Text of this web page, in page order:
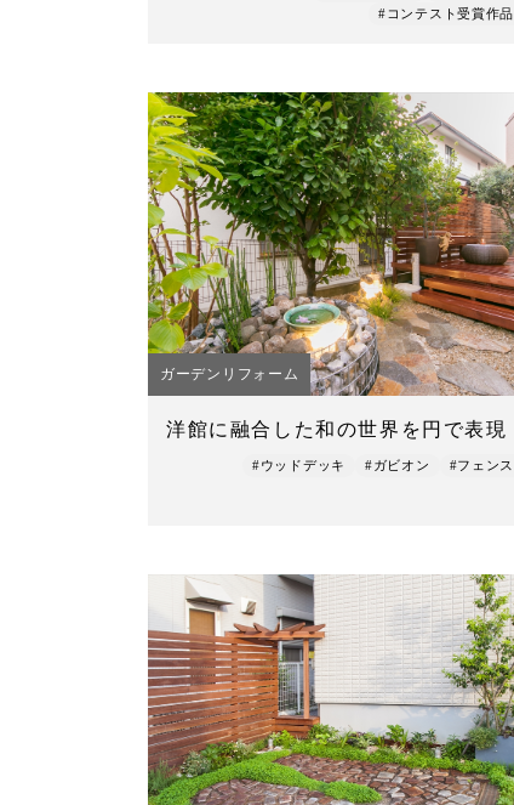
#コンテスト受賞作品
ガーデンリフォーム
洋館に融合した和の世界を円で表現
#ウッドデッキ #ガビオン #フェンス